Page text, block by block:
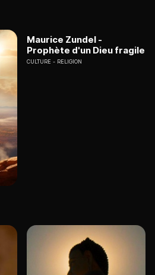
Maurice Zundel -
Prophète d'un Dieu fragile
CULTURE RELIGION